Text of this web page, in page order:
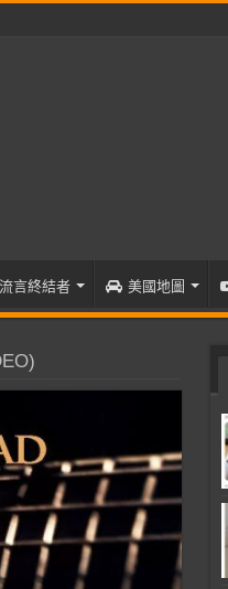
言終結者 美國地圖